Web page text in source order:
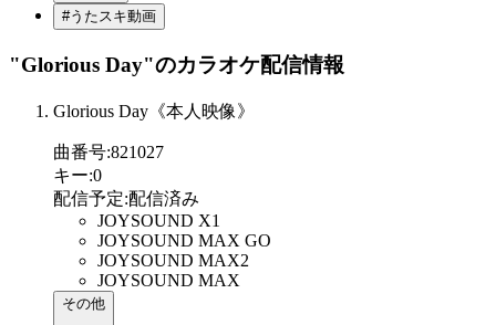
#うたスキ動画
"Glorious Day"のカラオケ配信情報
Glorious Day《本人映像》
曲番号:821027
キー:0
配信予定:配信済み
JOYSOUND X1
JOYSOUND MAX GO
JOYSOUND MAX2
JOYSOUND MAX
その他